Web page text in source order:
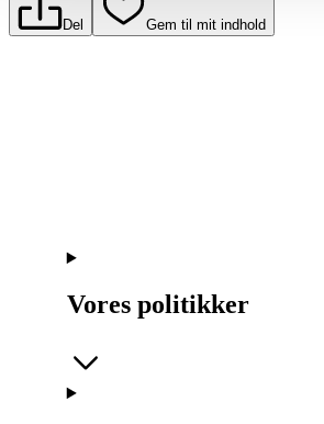
Del Gem til mit indhold
Vores politikker